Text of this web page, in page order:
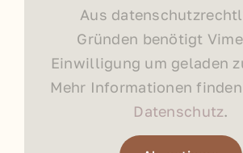
Aus
Gründen benötigt
Einwilligung um geladen
Mehr Informationen
Datenschutz.